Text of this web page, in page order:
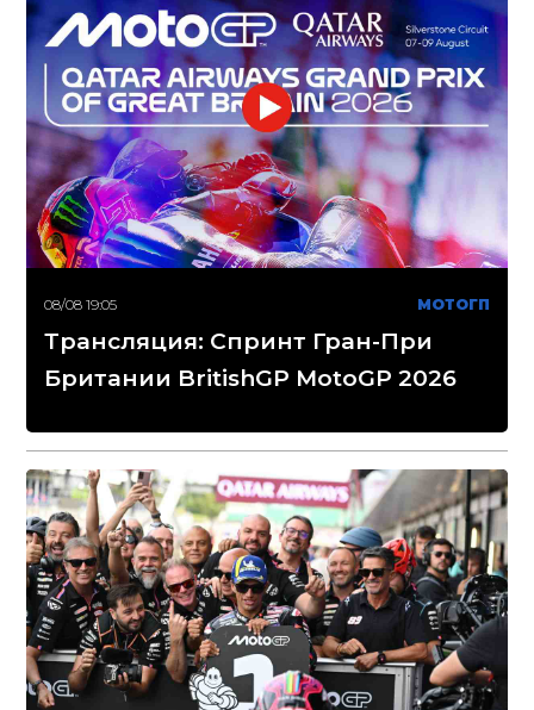
08/08 19:05 МОТОГП
Трансляция: Спринт Гран-При
Британии BritishGP MotoGP 2026